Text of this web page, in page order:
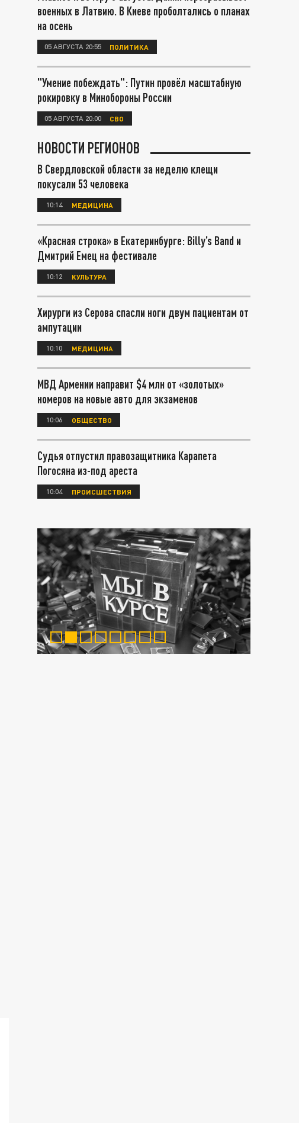
военных в Латвию. В Киеве проболтались о планах
на осень
05 АВГУСТА 20:55 ПОЛИТИКА
"Умение побеждать": Путин провёл масштабную
рокировку в Минобороны России
05 АВГУСТА 20:00 СВО
НОВОСТИ РЕГИОНОВ
В Свердловской области за неделю клещи
покусали 53 человека
10:14 МЕДИЦИНА
«Красная строка» в Екатеринбурге: Billy’s Band и
Дмитрий Емец на фестивале
10:12 КУЛЬТУРА
Хирурги из Серова спасли ноги двум пациентам от
ампутации
10:10 МЕДИЦИНА
МВД Армении направит $4 млн от «золотых»
номеров на новые авто для экзаменов
10:06 ОБЩЕСТВО
Судья отпустил правозащитника Карапета
Погосяна из-под ареста
10:04 ПРОИСШЕСТВИЯ